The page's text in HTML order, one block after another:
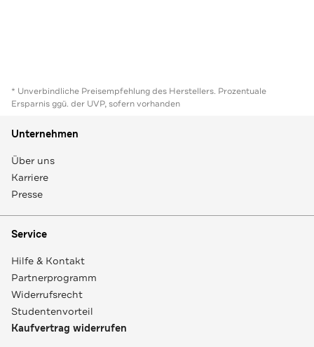
* Unverbindliche Preisempfehlung des Herstellers. Prozentuale
Ersparnis ggü. der UVP, sofern vorhanden
Unternehmen
Über uns
Karriere
Presse
Service
Hilfe & Kontakt
Partnerprogramm
Widerrufsrecht
Studentenvorteil
Kaufvertrag widerrufen